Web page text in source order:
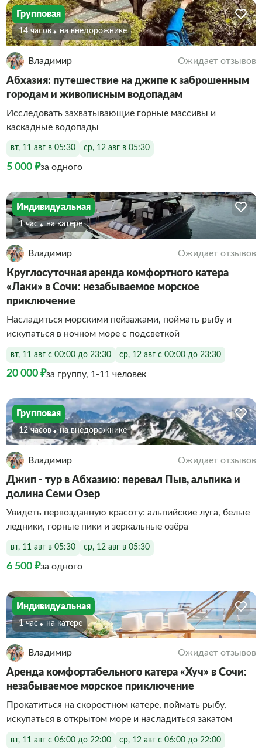
Групповая
14 часов На внедорожнике
Владимир Ожидает отзывов
Абхазия: путешествие на джипе к заброшенным
городам и живописным водопадам
Исследовать захватывающие горные массивы и
каскадные водопады
вт, 11 авг в 05:30 ср, 12 авг в 05:30
5 000 ₽за одного
Индивидуальная
1 час На катере
Владимир Ожидает отзывов
Круглосуточная аренда комфортного катера
«Лаки» в Сочи: незабываемое морское
приключение
Насладиться морскими пейзажами, поймать рыбу и
искупаться в ночном море с подсветкой
вт, 11 авг с 00:00 до 23:30 ср, 12 авг с 00:00 до 23:30
20 000 ₽за группу, 1-11 человек
Групповая
12 часов На внедорожнике
Владимир Ожидает отзывов
Джип - тур в Абхазию: перевал Пыв, альпика и
долина Семи Озер
Увидеть первозданную красоту: альпийские луга, белые
ледники, горные пики и зеркальные озёра
вт, 11 авг в 05:30 ср, 12 авг в 05:30
6 500 ₽за одного
Индивидуальная
1 час На катере
Владимир Ожидает отзывов
Аренда комфортабельного катера «Хуч» в Сочи:
незабываемое морское приключение
Прокатиться на скоростном катере, поймать рыбу,
искупаться в открытом море и насладиться закатом
вт, 11 авг с 06:00 до 22:00 ср, 12 авг с 06:00 до 22:00